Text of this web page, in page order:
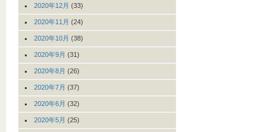
2020年12月 (33)
2020年11月 (24)
2020年10月 (38)
2020年9月 (31)
2020年8月 (26)
2020年7月 (37)
2020年6月 (32)
2020年5月 (25)